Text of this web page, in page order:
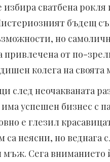
сватбена рокля
бъдещ
но
от по-
колега на своята
след неочакваната
успешен бизнес с
е глезил
неясни, но веднага
Сега вниманието